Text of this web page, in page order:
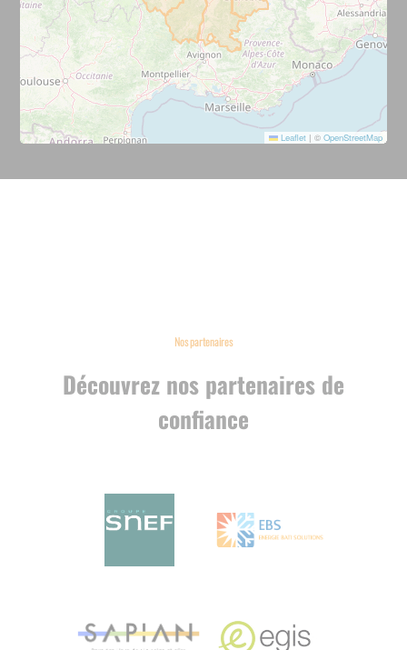
Leaflet | © OpenStreetMap
Nos partenaires
Découvrez nos partenaires de
confiance